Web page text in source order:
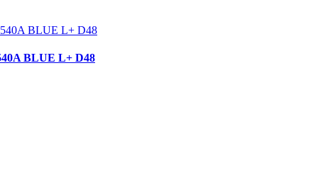
BLUE L+ D48